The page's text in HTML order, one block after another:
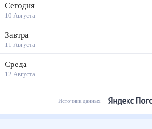
Сегодня
10 Августа
Завтра
11 Августа
Среда
12 Августа
Источник данных